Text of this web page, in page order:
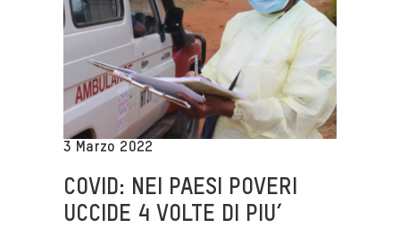
3 Marzo 2022
COVID: NEI PAESI POVERI
UCCIDE 4 VOLTE DI PIU’